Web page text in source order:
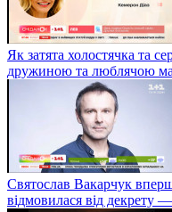
Як затята холостячка та
дружиною та люблячою
Святослав Вакарчук
відмовилася від декрету